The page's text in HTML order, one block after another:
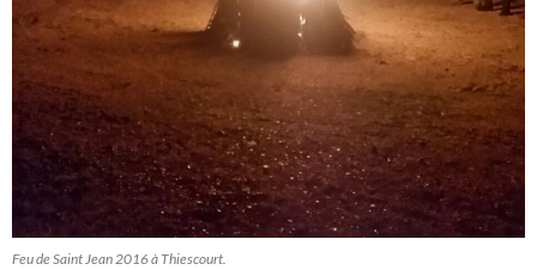
Feu de Saint Jean 2016 à Thiescourt.